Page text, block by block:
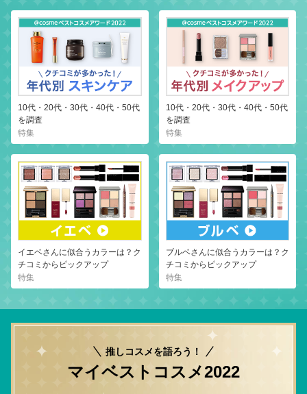
10代・20代・30代・40代・50代
を調査
特集
10代・20代・30代・40代・50代
を調査
特集
イエベさんに似合うカラーは？ク
チコミからピックアップ
特集
ブルベさんに似合うカラーは？ク
チコミからピックアップ
特集
推しコスメを語ろう！
マイベストコスメ2022